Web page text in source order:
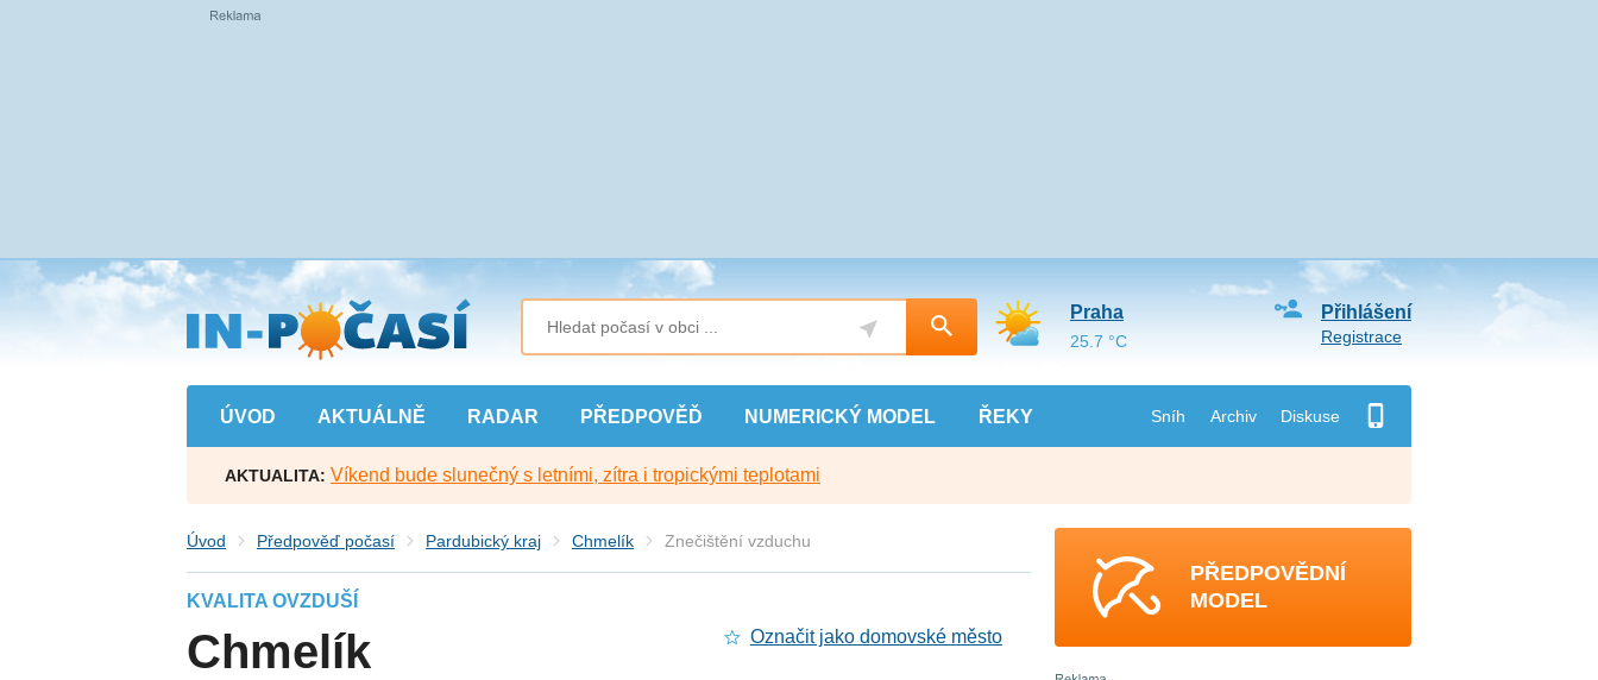
Přejít
na
hlavní
obsah
ÚVOD AKTUÁLNĚ RADAR PŘEDPOVĚĎ NUMERICKÝ MODEL ŘEKY Sníh Archiv Diskuse
Přihlášení
Registrace
Praha
25.7 °C
AKTUALITA: Víkend bude slunečný s letními, zítra i tropickými teplotami
Úvod Předpověď počasí Pardubický kraj Chmelík Znečištění vzduchu
KVALITA OVZDUŠÍ
Chmelík Označit jako domovské město
PŘEDPOVĚDNÍ
MODEL